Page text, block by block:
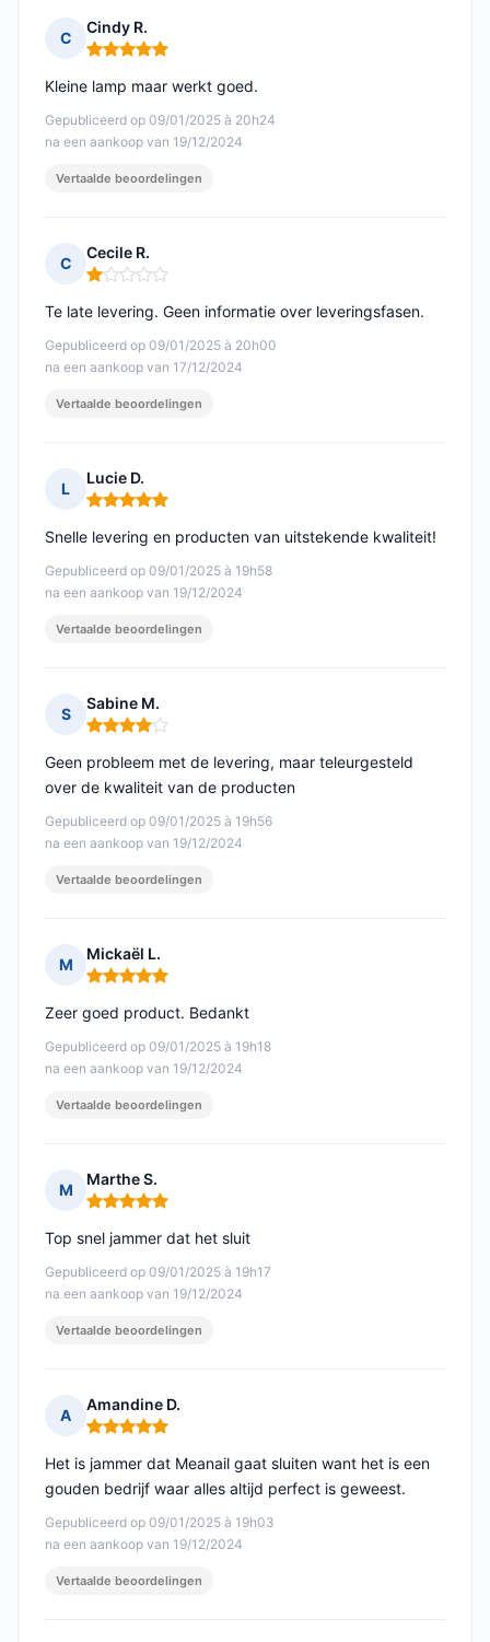
C
Cindy R.
Opmerking: 5 van 5
Gepubliceerd op 09/01/2025 à 20h24
na een aankoop van 19/12/2024
Kleine lamp maar werkt goed.
Vertaalde beoordelingen
C
Cecile R.
Opmerking: 1 van 5
Gepubliceerd op 09/01/2025 à 20h00
na een aankoop van 17/12/2024
Te late levering. Geen informatie over leveringsfasen.
Vertaalde beoordelingen
L
Lucie D.
Opmerking: 5 van 5
Gepubliceerd op 09/01/2025 à 19h58
na een aankoop van 19/12/2024
Snelle levering en producten van uitstekende kwaliteit!
Vertaalde beoordelingen
S
Sabine M.
Opmerking: 4 van 5
Gepubliceerd op 09/01/2025 à 19h56
na een aankoop van 19/12/2024
Geen probleem met de levering, maar teleurgesteld
over de kwaliteit van de producten
Vertaalde beoordelingen
M
Mickaël L.
Opmerking: 5 van 5
Gepubliceerd op 09/01/2025 à 19h18
na een aankoop van 19/12/2024
Zeer goed product. Bedankt
Vertaalde beoordelingen
M
Marthe S.
Opmerking: 5 van 5
Gepubliceerd op 09/01/2025 à 19h17
na een aankoop van 19/12/2024
Top snel jammer dat het sluit
Vertaalde beoordelingen
A
Amandine D.
Opmerking: 5 van 5
Gepubliceerd op 09/01/2025 à 19h03
na een aankoop van 19/12/2024
Het is jammer dat Meanail gaat sluiten want het is een
gouden bedrijf waar alles altijd perfect is geweest.
Vertaalde beoordelingen